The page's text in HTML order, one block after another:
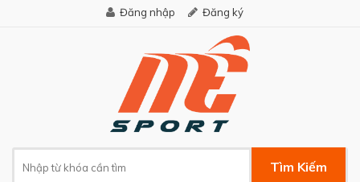
Đăng nhập Đăng ký
Tìm Kiếm